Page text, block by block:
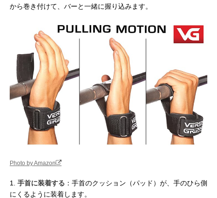
から巻き付けて、バーと一緒に握り込みます。
Photo by Amazon
1. 手首に装着する ：手首のクッション（パッド）が、手のひら側
にくるように装着します。